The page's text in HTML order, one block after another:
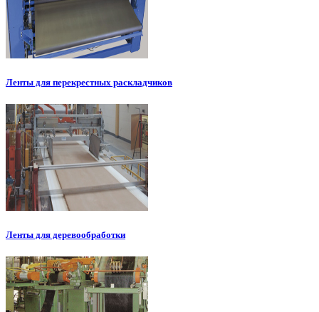
Ленты для перекрестных раскладчиков
Ленты для деревообработки